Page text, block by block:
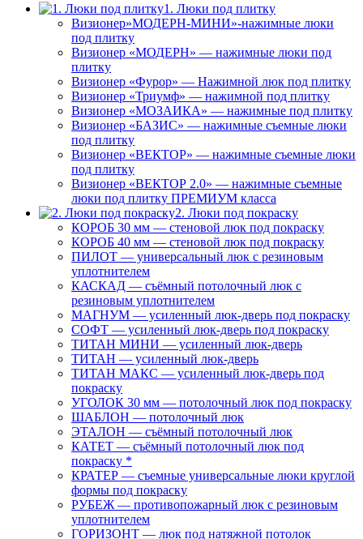
1. Люки под плитку
Визионер»МОДЕРН-МИНИ»-нажимные люки
под плитку
Визионер «МОДЕРН» — нажимные люки под
плитку
Визионер «Фурор» — Нажимной люк под плитку
Визионер «Триумф» — нажимной под плитку
Визионер «МОЗАИКА» — нажимные под плитку
Визионер «БАЗИС» — нажимные съемные люки
под плитку
Визионер «ВЕКТОР» — нажимные съемные люки
под плитку
Визионер «ВЕКТОР 2.0» — нажимные съемные
люки под плитку ПРЕМИУМ класса
2. Люки под покраску
КОРОБ 30 мм — стеновой люк под покраску
КОРОБ 40 мм — стеновой люк под покраску
ПИЛОТ — универсальный люк с резиновым
уплотнителем
КАСКАД — съёмный потолочный люк с
резиновым уплотнителем
МАГНУМ — усиленный люк-дверь под покраску
СОФТ — усиленный люк-дверь под покраску
ТИТАН МИНИ — усиленный люк-дверь
ТИТАН — усиленный люк-дверь
ТИТАН МАКС — усиленный люк-дверь под
покраску
УГОЛОК 30 мм — потолочный люк под покраску
ШАБЛОН — потолочный люк
ЭТАЛОН — съёмный потолочный люк
КАТЕТ — съёмный потолочный люк под
покраску *
КРАТЕР — съемные универсальные люки круглой
формы под покраску
РУБЕЖ — противопожарный люк с резиновым
уплотнителем
ГОРИЗОНТ — люк под натяжной потолок